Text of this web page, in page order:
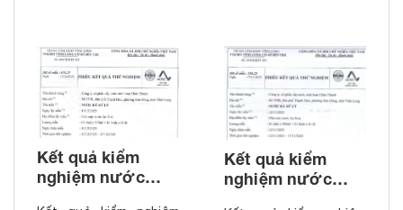
Kết quả kiểm
nghiệm nước
Kết quả kiểm
nghiệm nước